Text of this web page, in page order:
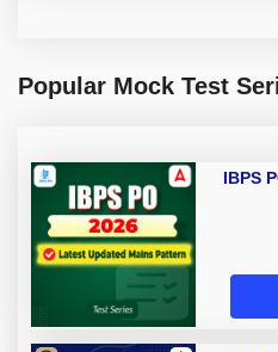
Popular Mock Test
IBPS